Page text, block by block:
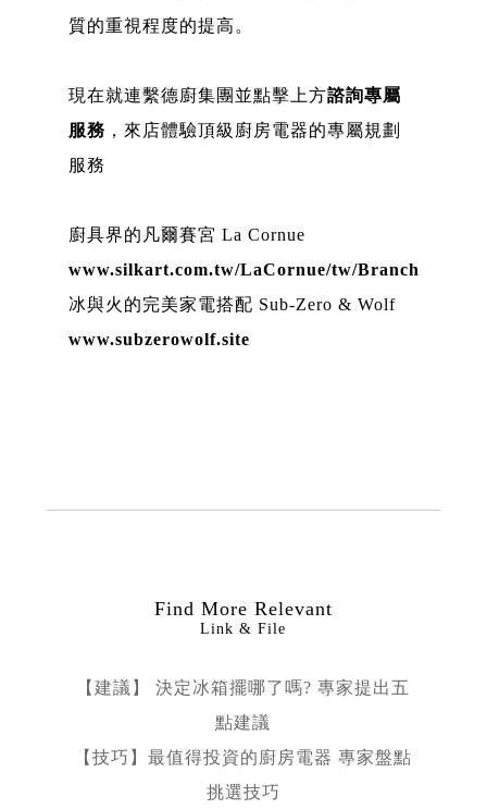
質的重視程度的提高。
現在就連繫德廚集團並點擊上方諮詢專屬
服務 ，來店體驗頂級廚房電器的專屬規劃
服務
廚具界的凡爾賽宮 La Cornue
www.silkart.com.tw/LaCornue/tw/Branch
冰與火的完美家電搭配 Sub-Zero & Wolf
www.subzerowolf.site
Find More Relevant
Link & File
【建議】 決定冰箱擺哪了嗎? 專家提出五
點建議
【技巧】最值得投資的廚房電器 專家盤點
挑選技巧